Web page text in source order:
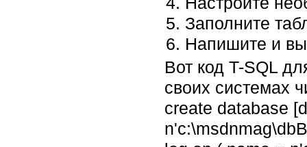
Заполните
Напишите и
Вот код T-SQL
своих системах
create database